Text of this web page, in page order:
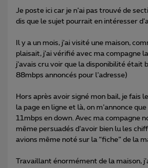
Je poste ici car je n’ai pas trouvé de
dis que le sujet pourrait en intéresser
Il y a un mois, j’ai visité une maison,
plaisait, j’ai vérifié avec ma compagne
j’avais cru voir que la disponibilité était
88mbps annoncés pour l’adresse)
Hors après avoir signé mon bail, je fais
la page en ligne et là, on m’annonce
11mbps en down. Avec ma compagne
même persuadés d’avoir bien lu les
avions même noté sur la “fiche” de la
Travaillant énormément de la maison,